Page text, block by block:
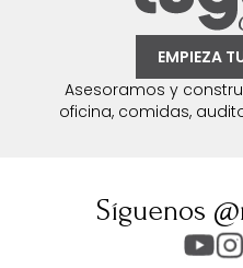
EMPIEZA
Asesoramos y
oficina, comidas,
Síguenos